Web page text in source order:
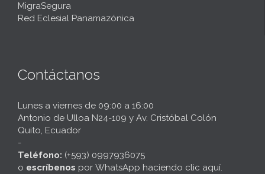
MigraSegura
Red Eclesial Panamazónica
Contáctanos
Lunes a viernes de 09:00 a 16:00
Antonio de Ulloa N24-109 y Av. Cristóbal Colón
Quito, Ecuador
-
Teléfono: (+593) 0997936075
o escríbenos por WhatsApp haciendo clic aquí.